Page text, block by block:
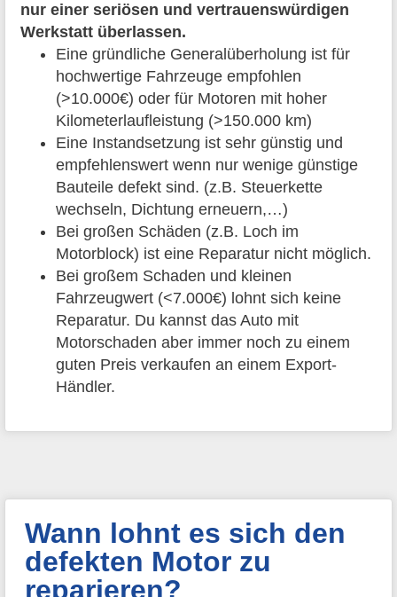
nur einer seriösen und vertrauenswürdigen
Werkstatt überlassen.
Eine gründliche Generalüberholung ist für
hochwertige Fahrzeuge empfohlen
(>10.000€) oder für Motoren mit hoher
Kilometerlaufleistung (>150.000 km)
Eine Instandsetzung ist sehr günstig und
empfehlenswert wenn nur wenige günstige
Bauteile defekt sind. (z.B. Steuerkette
wechseln, Dichtung erneuern,…)
Bei großen Schäden (z.B. Loch im
Motorblock) ist eine Reparatur nicht möglich.
Bei großem Schaden und kleinen
Fahrzeugwert (<7.000€) lohnt sich keine
Reparatur. Du kannst das Auto mit
Motorschaden aber immer noch zu einem
guten Preis verkaufen an einem Export-
Händler.
Wann lohnt es sich den
defekten Motor zu
reparieren?